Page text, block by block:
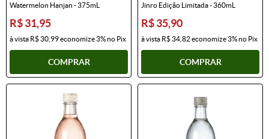
Watermelon Hanjan - 375mL
R$ 31,95
à vista R$ 30,99economize3%no Pix
COMPRAR
Jinro Edição Limitada - 360mL
R$ 35,90
à vista R$ 34,82economize3%no Pix
COMPRAR